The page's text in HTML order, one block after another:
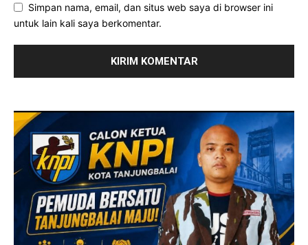
Simpan nama, email, dan situs web saya di browser ini
untuk lain kali saya berkomentar.